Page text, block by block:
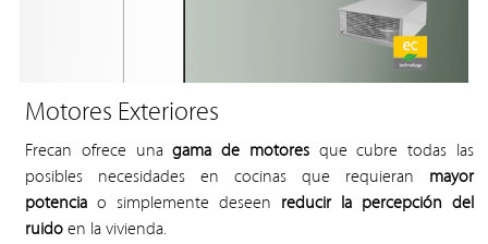
Motores Exteriores
Frecan ofrece unagama de motoresque cubre todas las
posibles necesidades en cocinas que requieran mayor
potenciao simplemente deseen reducir la percepción del
ruidoen la vivienda.